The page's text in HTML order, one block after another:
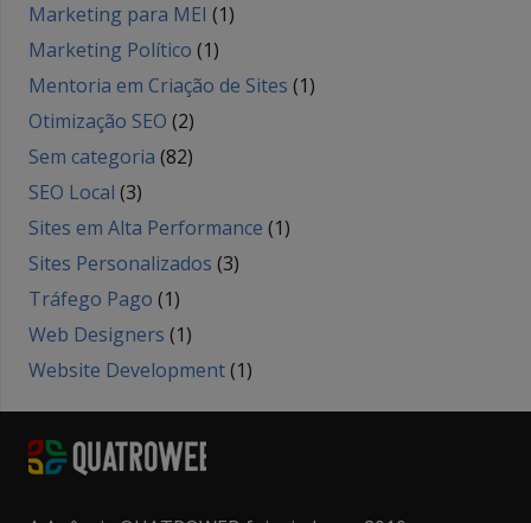
Marketing para MEI (1)
Marketing Político (1)
Mentoria em Criação de Sites (1)
Otimização SEO (2)
Sem categoria (82)
SEO Local (3)
Sites em Alta Performance (1)
Sites Personalizados (3)
Tráfego Pago (1)
Web Designers (1)
Website Development(1)